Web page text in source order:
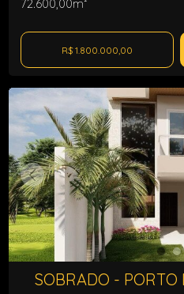
72.600,00m²
R$ 1.800.000,00
SOBRADO - PORTO